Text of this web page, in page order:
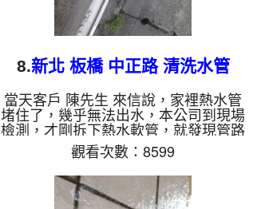
8.新北 板橋 中正路 清洗水管
當天客戶 陳先生 來信說，家裡熱水管
堵住了，幾乎無法出水，本公司到現場
檢測，才剛拆下熱水軟管，就發現管路
幾乎都被堵住，如下圖，讓水無法通
過，牆壁內的水管管路也是如此，本公
司架設 管路清洗機 ，開始 清洗水管
，髒水從水龍頭噴出，如維大力一般的
觀看次數：8599